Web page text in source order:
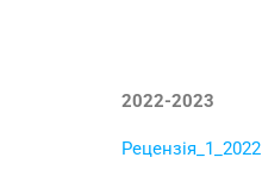
2022-2023
Рецензія_1_2022